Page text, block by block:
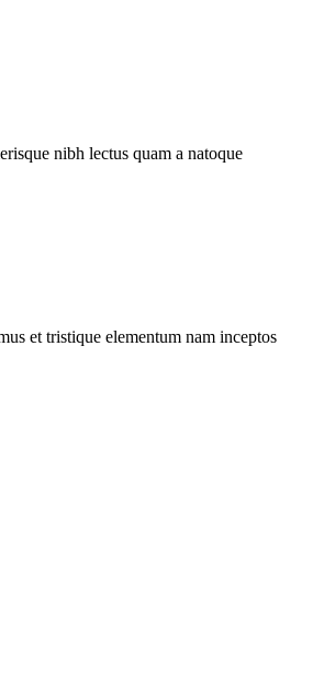
nibh lectus quam a natoque
et tristique elementum nam inceptos